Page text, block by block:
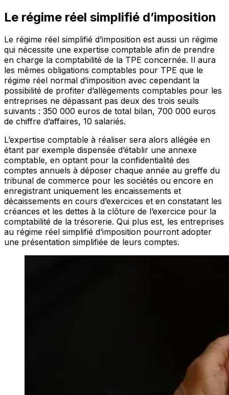
Le régime réel simplifié d’imposition
Le régime réel simplifié d’imposition est aussi un régime
qui nécessite une expertise comptable afin de prendre
en charge la comptabilité de la TPE concernée. Il aura
les mêmes obligations comptables pour TPE que le
régime réel normal d’imposition avec cependant la
possibilité de profiter d’allègements comptables pour les
entreprises ne dépassant pas deux des trois seuils
suivants : 350 000 euros de total bilan, 700 000 euros
de chiffre d’affaires, 10 salariés.
L’expertise comptable à réaliser sera alors allégée en
étant par exemple dispensée d’établir une annexe
comptable, en optant pour la confidentialité des
comptes annuels à déposer chaque année au greffe du
tribunal de commerce pour les sociétés ou encore en
enregistrant uniquement les encaissements et
décaissements en cours d’exercices et en constatant les
créances et les dettes à la clôture de l’exercice pour la
comptabilité de la trésorerie. Qui plus est, les entreprises
au régime réel simplifié d’imposition pourront adopter
une présentation simplifiée de leurs comptes.